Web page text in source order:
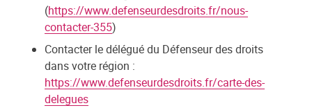
(https://www.defenseurdesdroits.fr/nous-
contacter-355)
Contacter le délégué du Défenseur des droits
dans votre région :
https://www.defenseurdesdroits.fr/carte-des-
delegues